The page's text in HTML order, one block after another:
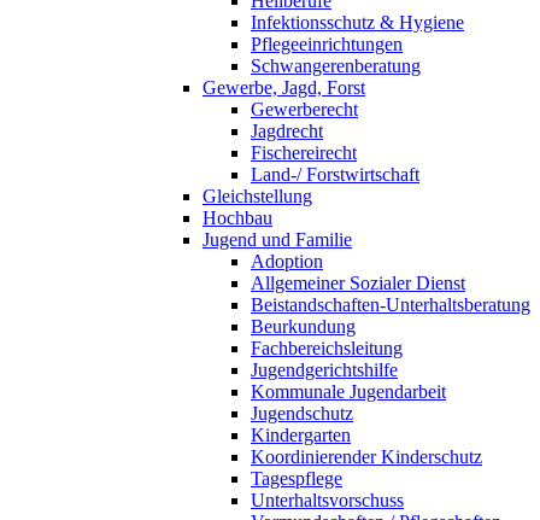
Infektionsschutz & Hygiene
Pflegeeinrichtungen
Schwangerenberatung
Gewerbe, Jagd, Forst
Gewerberecht
Jagdrecht
Fischereirecht
Land-/ Forstwirtschaft
Gleichstellung
Hochbau
Jugend und Familie
Adoption
Allgemeiner Sozialer Dienst
Beistandschaften-Unterhaltsberatung
Beurkundung
Fachbereichsleitung
Jugendgerichtshilfe
Kommunale Jugendarbeit
Jugendschutz
Kindergarten
Koordinierender Kinderschutz
Tagespflege
Unterhaltsvorschuss